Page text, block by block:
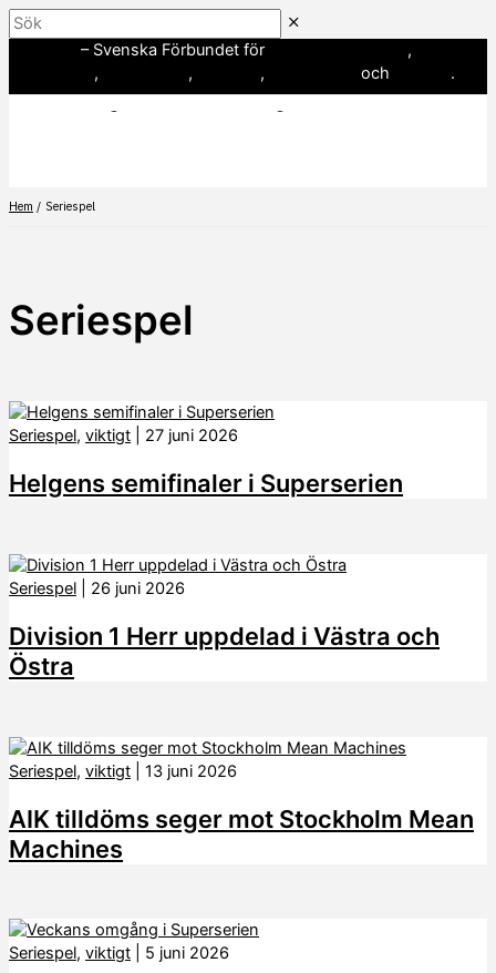
Hoppa
till
Sök
– Svenska Förbundet för
,
, , , och .
Hem Seriespel
Seriespel
Seriespel, viktigt 27 juni 2026
Helgens semifinaler i Superserien
Seriespel 26 juni 2026
Division 1 Herr uppdelad i Västra och
Östra
Seriespel, viktigt 13 juni 2026
AIK tilldöms seger mot Stockholm Mean
Machines
Seriespel, viktigt 5 juni 2026